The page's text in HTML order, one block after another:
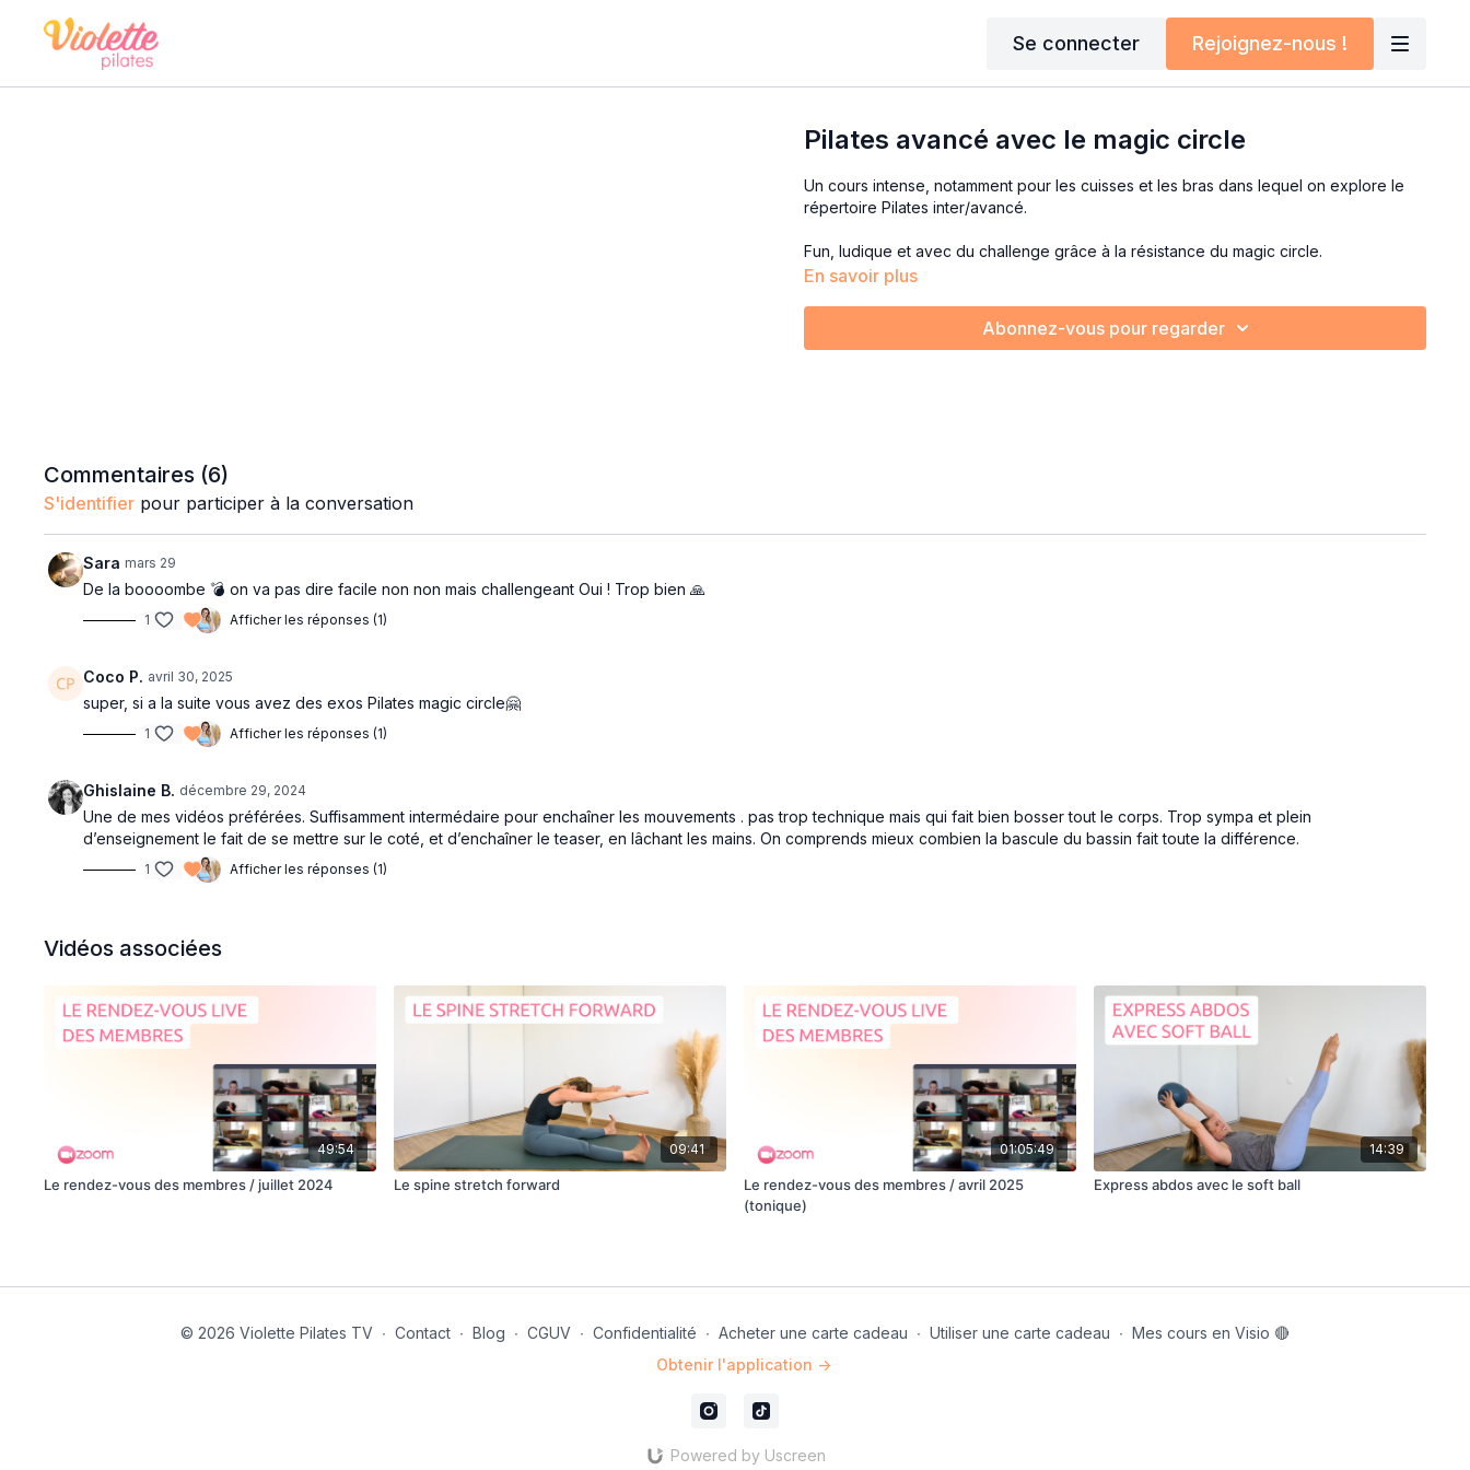
Se connecter Rejoignez-nous !
Pilates avancé avec le magic circle
Un cours intense, notamment pour les cuisses et les bras dans lequel on explore le
répertoire Pilates inter/avancé.
Fun, ludique et avec du challenge grâce à la résistance du magic circle.
En savoir plus
Abonnez-vous pour regarder
Commentaires (6)
S'identifier pour participer à la conversation
Sara mars 29
De la boooombe 💣 on va pas dire facile non non mais challengeant Oui ! Trop bien 🙏
1 Afficher les réponses (1)
Coco P. avril 30, 2025
super, si a la suite vous avez des exos Pilates magic circle🤗
1 Afficher les réponses (1)
Ghislaine B. décembre 29, 2024
Une de mes vidéos préférées. Suffisamment intermédaire pour enchaîner les mouvements . pas trop technique mais qui fait bien bosser tout le corps. Trop sympa et plein
d’enseignement le fait de se mettre sur le coté, et d’enchaîner le teaser, en lâchant les mains. On comprends mieux combien la bascule du bassin fait toute la différence.
1 Afficher les réponses (1)
Vidéos associées
49:54
Le rendez-vous des membres / juillet 2024
09:41
Le spine stretch forward
01:05:49
Le rendez-vous des membres / avril 2025
(tonique)
14:39
Express abdos avec le soft ball
© 2026 Violette Pilates TV ∙ Contact ∙ Blog ∙ CGUV ∙ Confidentialité ∙ Acheter une carte cadeau ∙ Utiliser une carte cadeau ∙ Mes cours en Visio 🔴
Obtenir l'application ->
Powered by Uscreen